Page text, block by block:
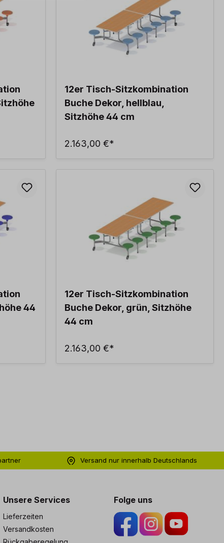
12er Tisch-Sitzkombination
Buche Dekor, hellblau,
Sitzhöhe 44 cm
2.163,00 €*
44
12er Tisch-Sitzkombination
Buche Dekor, grün, Sitzhöhe
44 cm
2.163,00 €*
Versand nur innerhalb Deutschlands
Unsere Services
Lieferzeiten
Versandkosten
Folge uns